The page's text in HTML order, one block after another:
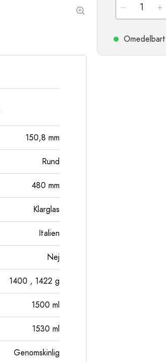
150,8 mm
Rund
480 mm
Klarglas
Italien
Nej
1400 , 1422 g
1500 ml
1530 ml
Genomskinlig